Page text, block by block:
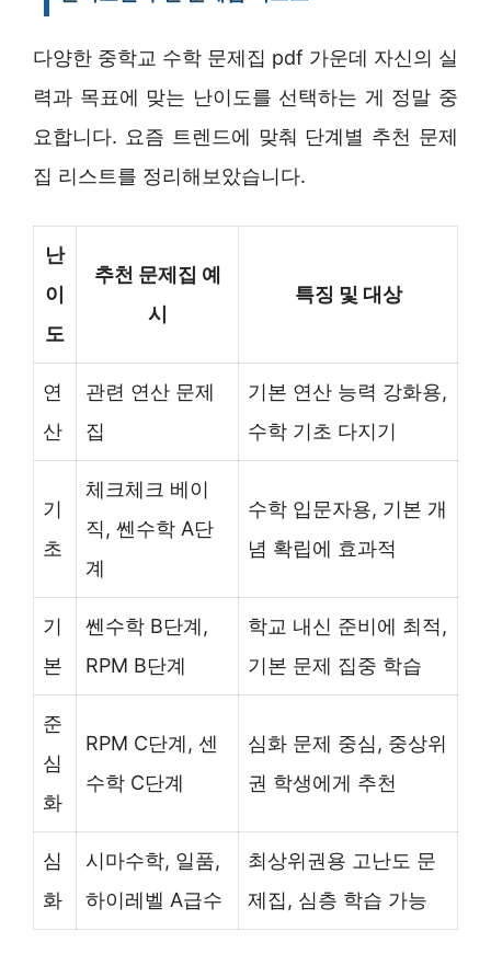
다양한 중학교 수학 문제집 pdf 가운데 자신의 실
력과 목표에 맞는 난이도를 선택하는 게 정말 중
요합니다. 요즘 트렌드에 맞춰 단계별 추천 문제
집 리스트를 정리해보았습니다.
난
이
도
추천 문제집 예
시
특징 및 대상
연
산
관련 연산 문제
집
기본 연산 능력 강화용,
수학 기초 다지기
기
초
체크체크 베이
직, 쎈수학 A단
계
수학 입문자용, 기본 개
념 확립에 효과적
기
본
쎈수학 B단계,
RPM B단계
학교 내신 준비에 최적,
기본 문제 집중 학습
준
심
화
RPM C단계, 센
수학 C단계
심화 문제 중심, 중상위
권 학생에게 추천
심
화
시마수학, 일품,
하이레벨 A급수
최상위권용 고난도 문
제집, 심층 학습 가능